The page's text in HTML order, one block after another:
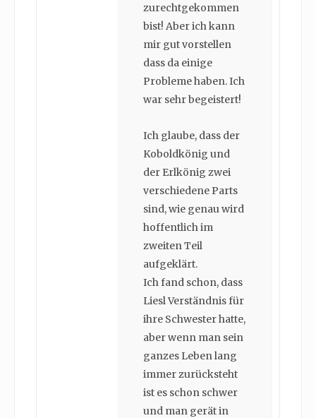
zurechtgekommen
bist! Aber ich kann
mir gut vorstellen
dass da einige
Probleme haben. Ich
war sehr begeistert!
Ich glaube, dass der
Koboldkönig und
der Erlkönig zwei
verschiedene Parts
sind, wie genau wird
hoffentlich im
zweiten Teil
aufgeklärt.
Ich fand schon, dass
Liesl Verständnis für
ihre Schwester hatte,
aber wenn man sein
ganzes Leben lang
immer zurücksteht
ist es schon schwer
und man gerät in